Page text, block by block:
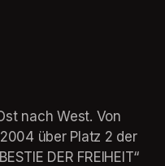
nach West. Von
über Platz 2 der
DER FREIHEIT“